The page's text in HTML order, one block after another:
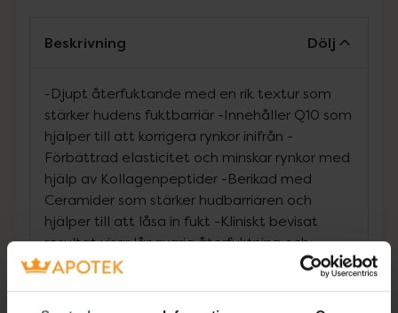
Beskrivning Dölj
-Djupt återfuktande med en rik textur som
stärker hudens fuktbarriär -Innehåller Q10 som
hjälper till att korrigera rynkor inifrån -
Förbättrad elasticitet och minskar rynkor med
hjälp av Kollagenpeptider -Berikad med
Ceramider som stärker hudbarriären och
hjälper till att låsa in fukt -Kliniskt bevisat
resultat visar långvarig återfuktning och
minskad slapphet i huden efter 4 veckor
NIVEA Q10 Anti-Wrinkle Collagen Expert Day